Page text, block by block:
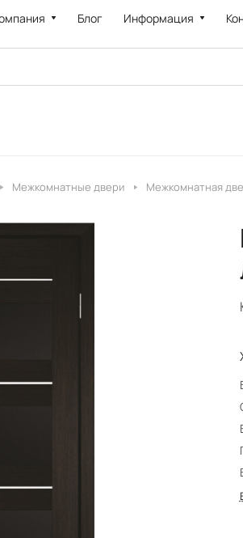
Блог Информация
Межкомнатные двери Межкомнатная